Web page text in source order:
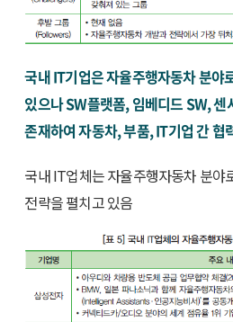
국내 IT기업은 자율주행자동차 분야
있으나 SW플랫폼, 임베디드 SW,
존재하여 자동차, 부품, IT기업 간 협
국내 IT업체는 자율주행자동차 분야
전략을 펼치고 있음